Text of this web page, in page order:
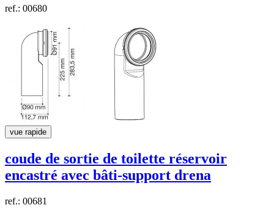
ref.: 00680
vue rapide
coude de sortie de toilette réservoir
encastré avec bâti-support drena
ref.: 00681